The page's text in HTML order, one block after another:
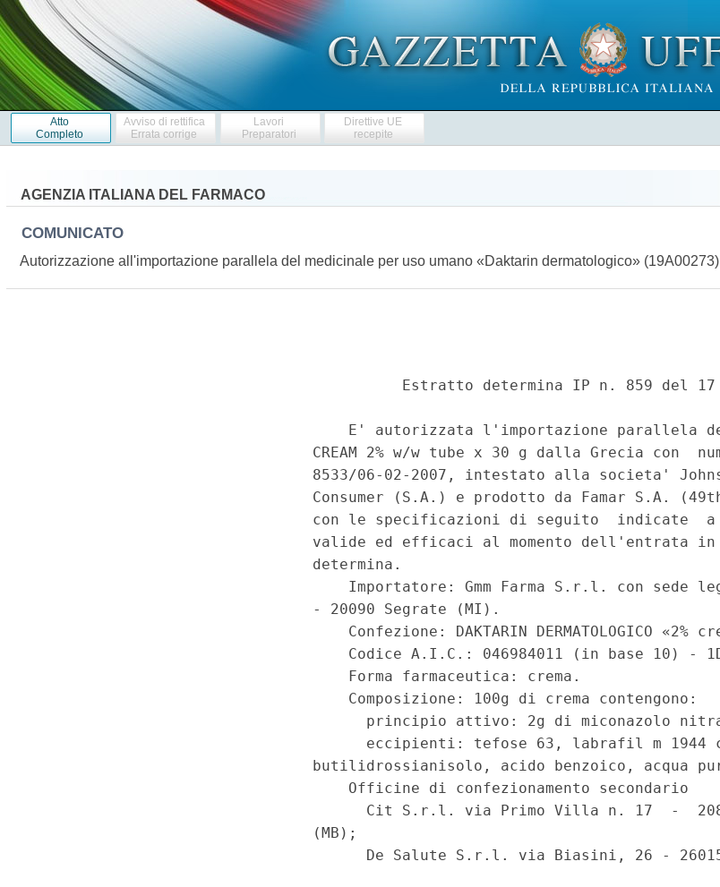
Atto
Completo
Avviso di rettifica
Errata corrige
Lavori
Preparatori
Direttive UE
recepite
AGENZIA ITALIANA DEL FARMACO
COMUNICATO
Autorizzazione all'importazione parallela del medicinale per uso umano «Daktarin dermatologico» (19A00273)